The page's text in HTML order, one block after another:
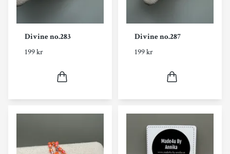
Divine no.283
199 kr
Divine no.287
199 kr